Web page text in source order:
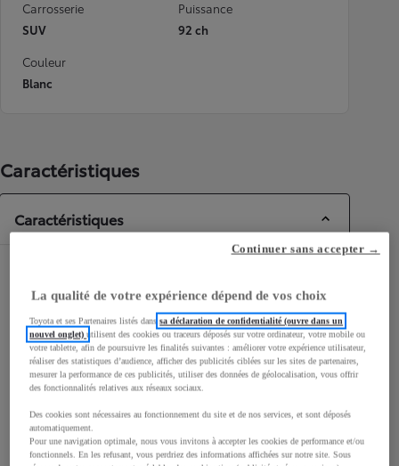
Carrosserie
SUV
Puissance
92 ch
Couleur
Blanc
Caractéristiques
Caractéristiques
Portes
Places
5
mm
La qualité de votre expérience dépend de vos choix
Toyota et ses Partenaires listés danssa déclaration de confidentialité (ouvre dans un
nouvel onglet)utilisent des cookies ou traceurs déposés sur votre ordinateur, votre mobile ou
votre tablette, afin de poursuivre les finalités suivantes : améliorer votre expérience utilisateur,
réaliser des statistiques d’audience, afficher des publicités ciblées sur les sites de partenaires,
mesurer la performance de ces publicités, utiliser des données de géolocalisation, vous offrir
des fonctionnalités relatives aux réseaux sociaux.
Des cookies sont nécessaires au fonctionnement du site et de nos services, et sont déposés
automatiquement.
Pour une navigation optimale, nous vous invitons à accepter les cookies de performance et/ou
fonctionnels. En les refusant, vous perdriez des informations affichées sur notre site. Sous
Continuer sans accepter →